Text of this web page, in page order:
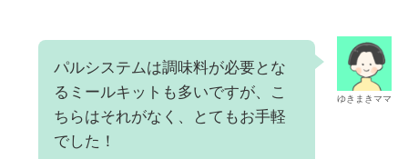
ゆきまきママ
パルシステムは調味料が必要とな
るミールキットも多いですが、こ
ちらはそれがなく、とてもお手軽
でした！